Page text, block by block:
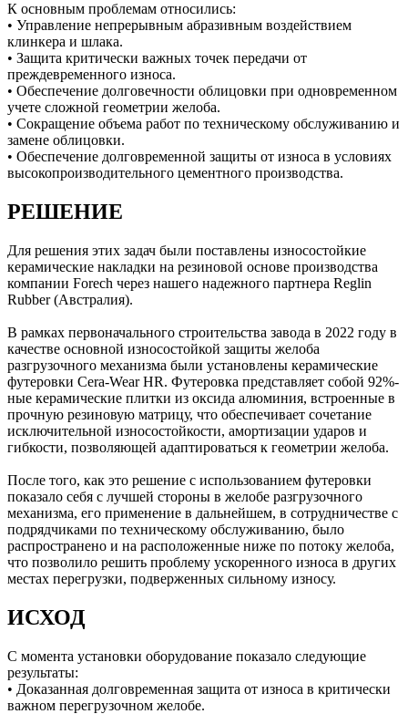
К основным проблемам относились:
• Управление непрерывным абразивным воздействием
клинкера и шлака.
• Защита критически важных точек передачи от
преждевременного износа.
• Обеспечение долговечности облицовки при одновременном
учете сложной геометрии желоба.
• Сокращение объема работ по техническому обслуживанию и
замене облицовки.
• Обеспечение долговременной защиты от износа в условиях
высокопроизводительного цементного производства.
РЕШЕНИЕ
Для решения этих задач были поставлены износостойкие
керамические накладки на резиновой основе производства
компании Forech через нашего надежного партнера Reglin
Rubber (Австралия).
В рамках первоначального строительства завода в 2022 году в
качестве основной износостойкой защиты желоба
разгрузочного механизма были установлены керамические
футеровки Cera-Wear HR. Футеровка представляет собой 92%-
ные керамические плитки из оксида алюминия, встроенные в
прочную резиновую матрицу, что обеспечивает сочетание
исключительной износостойкости, амортизации ударов и
гибкости, позволяющей адаптироваться к геометрии желоба.
После того, как это решение с использованием футеровки
показало себя с лучшей стороны в желобе разгрузочного
механизма, его применение в дальнейшем, в сотрудничестве с
подрядчиками по техническому обслуживанию, было
распространено и на расположенные ниже по потоку желоба,
что позволило решить проблему ускоренного износа в других
местах перегрузки, подверженных сильному износу.
ИСХОД
С момента установки оборудование показало следующие
результаты:
• Доказанная долговременная защита от износа в критически
важном перегрузочном желобе.